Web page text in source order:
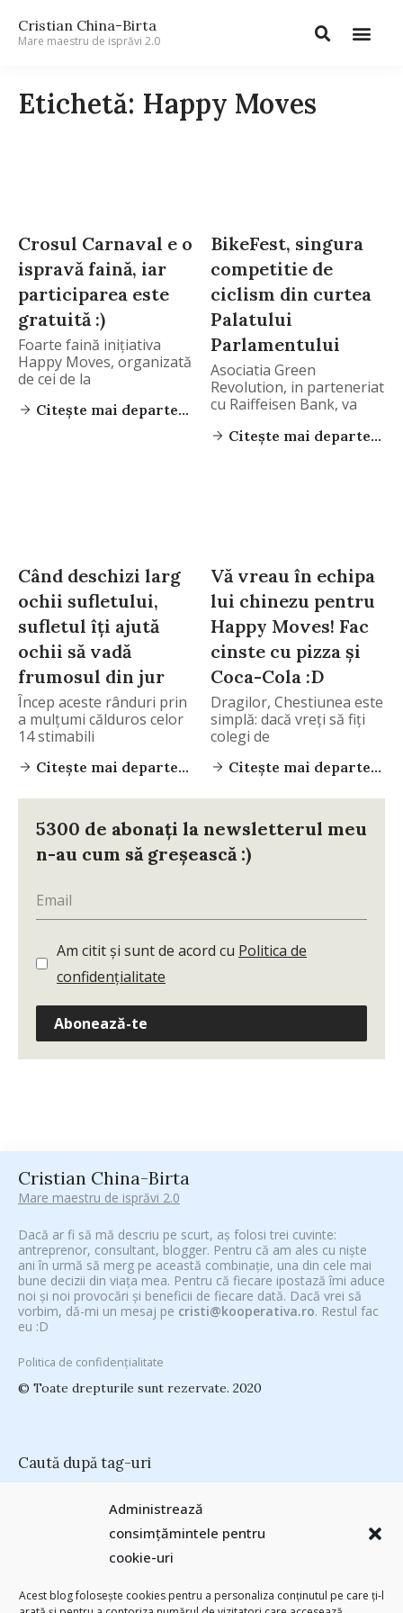
Administrează
consimțămintele pentru
cookie-uri
Acest blog folosește cookies pentru a personaliza conținutul pe care ți-l
Cristian China-Birta
Mare maestru de isprăvi 2.0
Etichetă: Happy Moves
Crosul Carnaval e o
ispravă faină, iar
participarea este
gratuită :)
Foarte faină inițiativa
Happy Moves, organizată
de cei de la
Citește mai departe...
BikeFest, singura
competitie de
ciclism din curtea
Palatului
Parlamentului
Asociatia Green
Revolution, in parteneriat
cu Raiffeisen Bank, va
Citește mai departe...
Când deschizi larg
ochii sufletului,
sufletul îți ajută
ochii să vadă
frumosul din jur
Încep aceste rânduri prin
a mulțumi călduros celor
14 stimabili
Citește mai departe...
Vă vreau în echipa
lui chinezu pentru
Happy Moves! Fac
cinste cu pizza și
Coca-Cola :D
Dragilor, Chestiunea este
simplă: dacă vreți să fiți
colegi de
Citește mai departe...
5300 de abonați la newsletterul meu
n-au cum să greșească :)
Am citit și sunt de acord cu Politica de
confidențialitate
Abonează-te
Cristian China-Birta
Mare maestru de isprăvi 2.0
Dacă ar fi să mă descriu pe scurt, aș folosi trei cuvinte:
antreprenor, consultant, blogger. Pentru că am ales cu niște
ani în urmă să merg pe această combinație, una din cele mai
bune decizii din viața mea. Pentru că fiecare ipostază îmi aduce
noi și noi provocări și beneficii de fiecare dată. Dacă vrei să
vorbim, dă-mi un mesaj pe cristi@kooperativa.ro. Restul fac
eu :D
Politica de confidențialitate
© Toate drepturile sunt rezervate. 2020
Caută după tag-uri
#PoateVăInteresează(94)#PrinThailandaMea
(28)antena 3(24)Antreprenoriat
Autenticitate
(24) basescu(43)
campanie pentru bloggeri(29) champions league(25) chinezu